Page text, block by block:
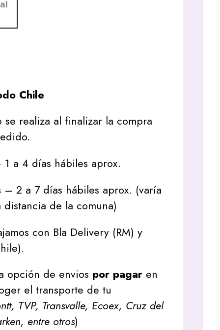
Chile
realiza al finalizar la compra
a 4 días hábiles aprox.
– 2 a 7 días hábiles aprox. (varía
de la comuna)
con Bla Delivery (RM) y
opción de envios por pagar en
el transporte de tu
TVP, Transvalle, Ecoex, Cruz del
entre otros)